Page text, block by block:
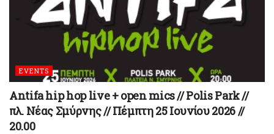
EVENTS
Antifa hip hop live + open mics // Polis Park //
πλ. Νέας Σμύρνης // Πέμπτη 25 Ιουνίου 2026 //
20.00